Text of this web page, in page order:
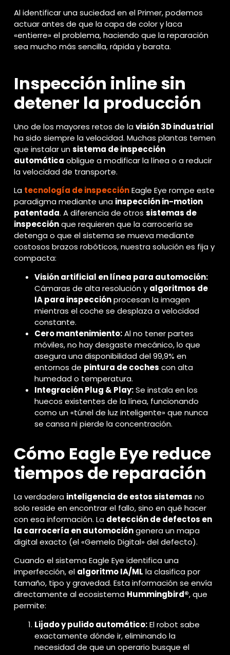
Al identificar una suciedad en el Primer, podemos
actuar antes de que la capa de color y laca
«entierre» el problema, haciendo que la reparación
sea mucho más sencilla, rápida y barata.
Inspección inline sin
detener la producción
Uno de los mayores retos de lavisión 3D industrial
ha sido siempre la velocidad. Muchas plantas temen
que instalar unsistema de inspección
automática obligue a modificar la línea o a reducir
la velocidad de transporte.
La tecnología de inspecciónEagle Eye rompe este
paradigma mediante una inspección in-motion
patentada. A diferencia de otros sistemas de
inspecciónque requieren que la carrocería se
detenga o que el sistema se mueva mediante
costosos brazos robóticos, nuestra solución es fija y
compacta:
Visión artificial en línea para automoción:
Cámaras de alta resolución y algoritmos de
IA para inspecciónprocesan la imagen
mientras el coche se desplaza a velocidad
constante.
Cero mantenimiento:Al no tener partes
móviles, no hay desgaste mecánico, lo que
asegura una disponibilidad del 99,9% en
entornos de pintura de coches con alta
humedad o temperatura.
Integración Plug & Play:Se instala en los
huecos existentes de la línea, funcionando
como un «túnel de luz inteligente» que nunca
se cansa ni pierde la concentración.
Cómo Eagle Eye reduce
tiempos de reparación
La verdadera inteligencia de estos sistemas no
solo reside en encontrar el fallo, sino en qué hacer
con esa información. La detección de defectos en
la carrocería en automocióngenera un mapa
digital exacto (el «Gemelo Digital» del defecto).
Cuando el sistema Eagle Eye identifica una
imperfección, el algoritmo IA/ML la clasifica por
tamaño, tipo y gravedad. Esta información se envía
directamente al ecosistema Hummingbird®, que
permite:
Lijado y pulido automático:El robot sabe
exactamente dónde ir, eliminando la
necesidad de que un operario busque el